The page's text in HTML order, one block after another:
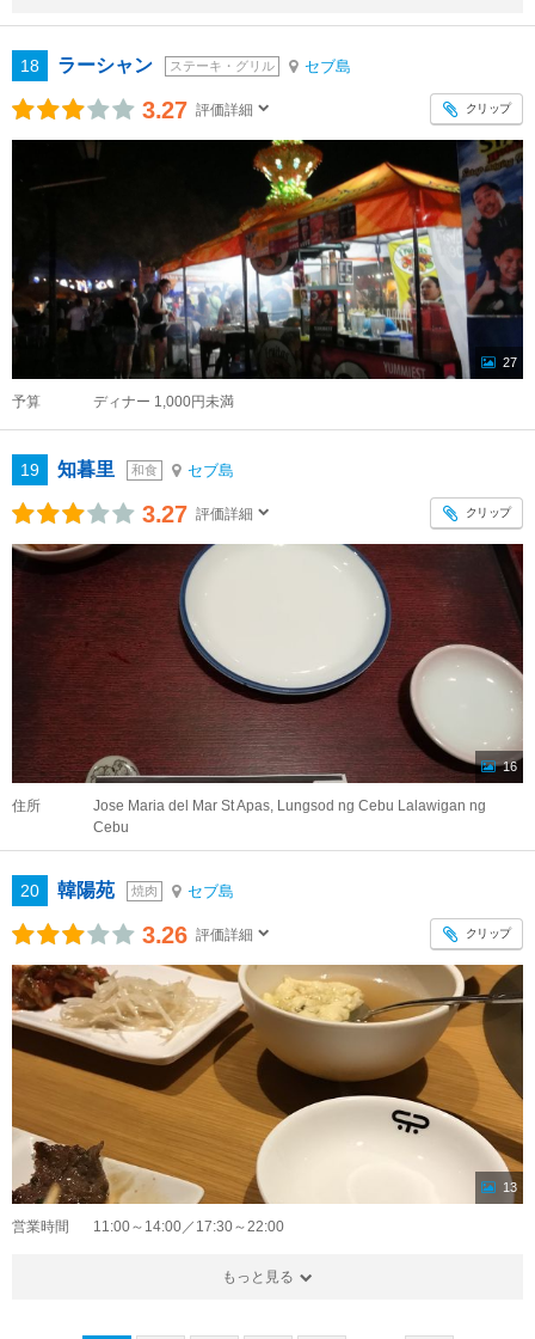
18 ラーシャン ステーキ・グリル セブ島
3.27 評価詳細 クリップ
27
予算 ディナー 1,000円未満
19 知暮里 和食 セブ島
3.27 評価詳細 クリップ
16
住所
Jose Maria del Mar St Apas, Lungsod ng Cebu Lalawigan ng
Cebu
20 韓陽苑 焼肉 セブ島
3.26 評価詳細 クリップ
13
営業時間 11:00～14:00／17:30～22:00
もっと見る